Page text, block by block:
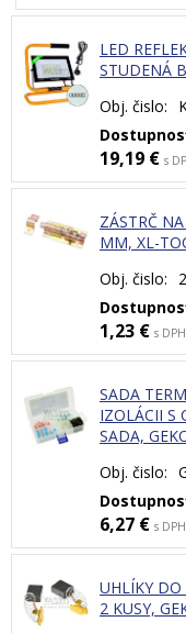
LED
STUDENÁ
Obj. čislo:
19,19 € s
ZÁSTRČ
MM, XL-
Obj. čislo:
1,23 € s DPH
SADA
IZOLÁCII S
SADA,
Obj. čislo:
6,27 € s DPH
UHLÍKY DO
2 KUSY,